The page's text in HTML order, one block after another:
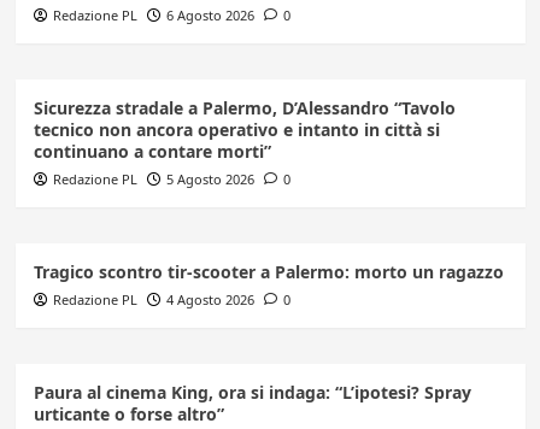
Redazione PL 6 Agosto 2026 0
Sicurezza stradale a Palermo, D’Alessandro “Tavolo
tecnico non ancora operativo e intanto in città si
continuano a contare morti”
Redazione PL 5 Agosto 2026 0
Tragico scontro tir-scooter a Palermo: morto un ragazzo
Redazione PL 4 Agosto 2026 0
Paura al cinema King, ora si indaga: “L’ipotesi? Spray
urticante o forse altro”